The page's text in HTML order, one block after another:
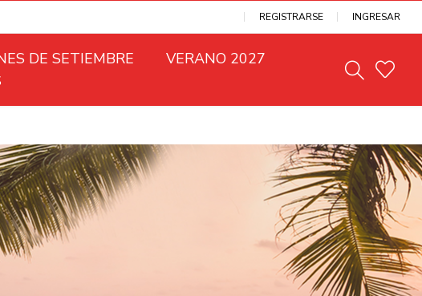
REGISTRARSE INGRESAR
DE SETIEMBRE
VERANO 2027